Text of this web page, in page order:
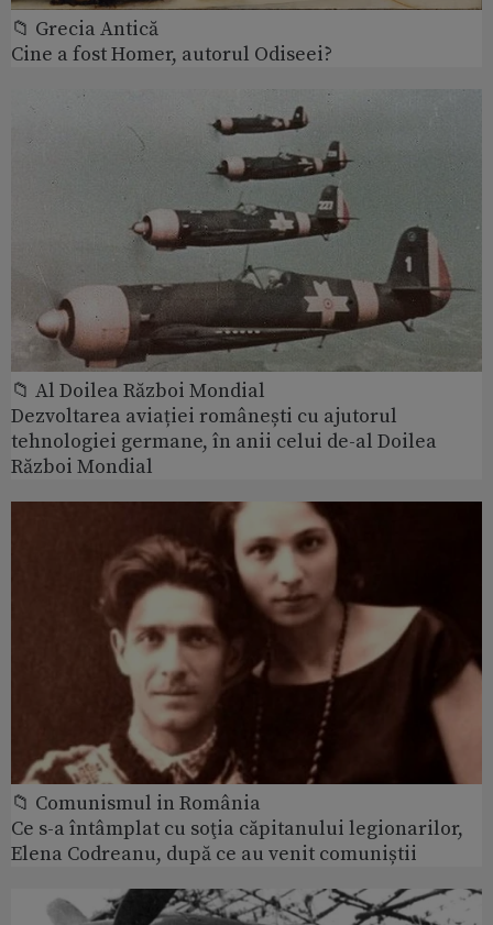
📁 Grecia Antică
Cine a fost Homer, autorul Odiseei?
📁 Al Doilea Război Mondial
Dezvoltarea aviației românești cu ajutorul
tehnologiei germane, în anii celui de-al Doilea
Război Mondial
📁 Comunismul in România
Ce s-a întâmplat cu soţia căpitanului legionarilor,
Elena Codreanu, după ce au venit comuniștii